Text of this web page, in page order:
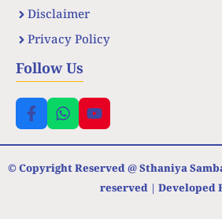
Disclaimer
Privacy Policy
Follow Us
© Copyright Reserved @ Sthaniya
reserved | Developed